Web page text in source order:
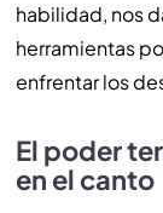
habilidad, nos
herramientas
enfrentar los
El poder
en el canto